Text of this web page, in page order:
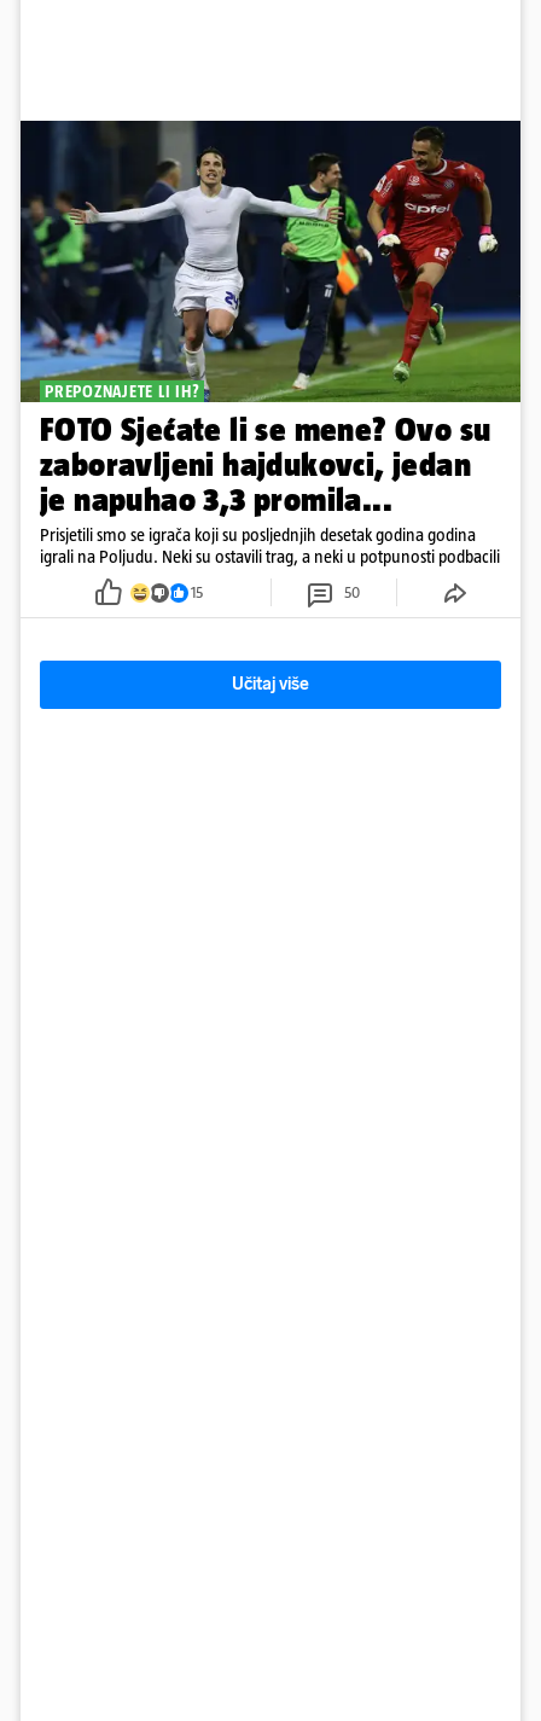
PREPOZNAJETE LI IH?
FOTO Sjećate li se mene? Ovo su
zaboravljeni hajdukovci, jedan
je napuhao 3,3 promila...
Prisjetili smo se igrača koji su posljednjih desetak godina godina
igrali na Poljudu. Neki su ostavili trag, a neki u potpunosti podbacili
15 50
Učitaj više